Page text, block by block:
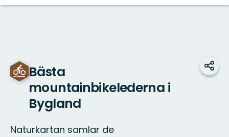
Bästa
mountainbikelederna i
Bygland
Naturkartan samlar de
Dela